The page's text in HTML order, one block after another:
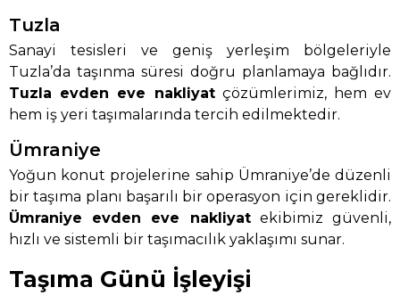
Tuzla
Sanayi tesisleri ve geniş yerleşim bölgeleriyle
Tuzla’da taşınma süresi doğru planlamaya bağlıdır.
Tuzla evden eve nakliyatçözümlerimiz, hem ev
hem iş yeri taşımalarında tercih edilmektedir.
Ümraniye
Yoğun konut projelerine sahip Ümraniye’de düzenli
bir taşıma planı başarılı bir operasyon için gereklidir.
Ümraniye evden eve nakliyatekibimiz güvenli,
hızlı ve sistemli bir taşımacılık yaklaşımı sunar.
Taşıma Günü İşleyişi